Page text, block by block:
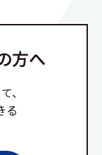
方へ
、
る